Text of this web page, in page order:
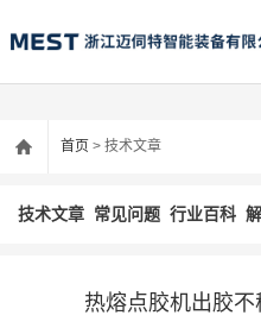
首页 > 技术文章
技术文章 常见问题 行业百科
热熔点胶机出胶